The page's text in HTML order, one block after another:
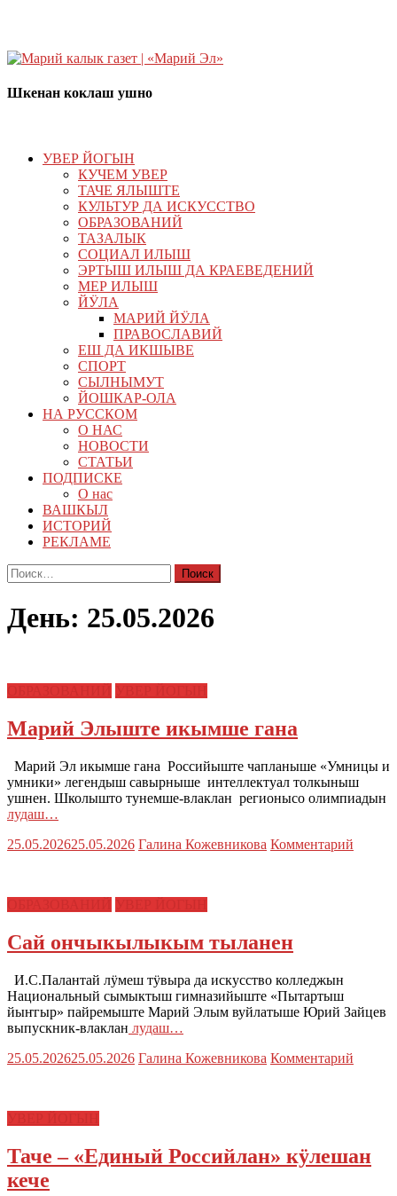
Шкенан коклаш ушно
УВЕР ЙОГЫН
КУЧЕМ УВЕР
ТАЧЕ ЯЛЫШТЕ
КУЛЬТУР ДА ИСКУССТВО
ОБРАЗОВАНИЙ
ТАЗАЛЫК
СОЦИАЛ ИЛЫШ
ЭРТЫШ ИЛЫШ ДА КРАЕВЕДЕНИЙ
МЕР ИЛЫШ
ЙӰЛА
МАРИЙ ЙӰЛА
ПРАВОСЛАВИЙ
ЕШ ДА ИКШЫВЕ
СПОРТ
СЫЛНЫМУТ
ЙОШКАР-ОЛА
НА РУССКОМ
О НАС
НОВОСТИ
СТАТЬИ
ПОДПИСКЕ
О нас
ВАШКЫЛ
ИСТОРИЙ
РЕКЛАМЕ
Найти:
День: 25.05.2026
Марий Элыште икымше гана
Марий Эл икымше гана Российыште чапланыше «Умницы и
умники» легендыш савырныше интеллектуал толкыныш
ушнен. Школышто тунемше-влаклан регионысо олимпиадын
лудаш…
25.05.202625.05.2026 Галина Кожевникова Комментарий
Сай ончыкылыкым тыланен
И.С.Палантай лӱмеш тӱвыра да искусство колледжын
Национальный сымыктыш гимназийыште «Пытартыш
йыҥгыр» пайремыште Марий Элым вуйлатыше Юрий Зайцев
выпускник-влаклан лудаш…
25.05.202625.05.2026 Галина Кожевникова Комментарий
Таче – «Единый Российлан» кӱлешан
кече